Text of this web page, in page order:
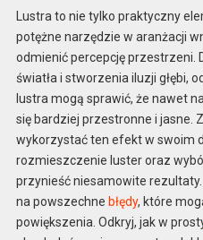
Lustra to nie tylko praktyczny
potężne narzędzie w aranżacji
odmienić percepcję przestrzeni.
światła i stworzenia iluzji głębi,
lustra mogą sprawić, że nawet
się bardziej przestronne i jasne.
wykorzystać ten efekt w swoim
rozmieszczenie luster oraz
przynieść niesamowite
na powszechne błędy, które
powiększenia. Odkryj, jak w